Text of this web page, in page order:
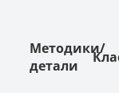
Методики/
детали